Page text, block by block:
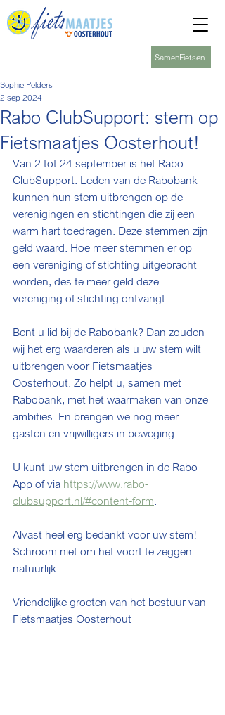
SamenFietsen
Rabo ClubSupport: stem op
Fietsmaatjes Oosterhout!
Sophie Pelders
2 sep 2024
Van 2 tot 24 september is het Rabo
ClubSupport. Leden van de Rabobank
kunnen hun stem uitbrengen op de
verenigingen en stichtingen die zij een
warm hart toedragen. Deze stemmen zijn
geld waard. Hoe meer stemmen er op
een vereniging of stichting uitgebracht
worden, des te meer geld deze
vereniging of stichting ontvangt.
Bent u lid bij de Rabobank? Dan zouden
wij het erg waarderen als u uw stem wilt
uitbrengen voor Fietsmaatjes
Oosterhout. Zo helpt u, samen met
Rabobank, met het waarmaken van onze
ambities. En brengen we nog meer
gasten en vrijwilligers in beweging.
U kunt uw stem uitbrengen in de Rabo
App of via https://www.rabo-
clubsupport.nl/#content-form.
Alvast heel erg bedankt voor uw stem!
Schroom niet om het voort te zeggen
natuurlijk.
Vriendelijke groeten van het bestuur van
Fietsmaatjes Oosterhout